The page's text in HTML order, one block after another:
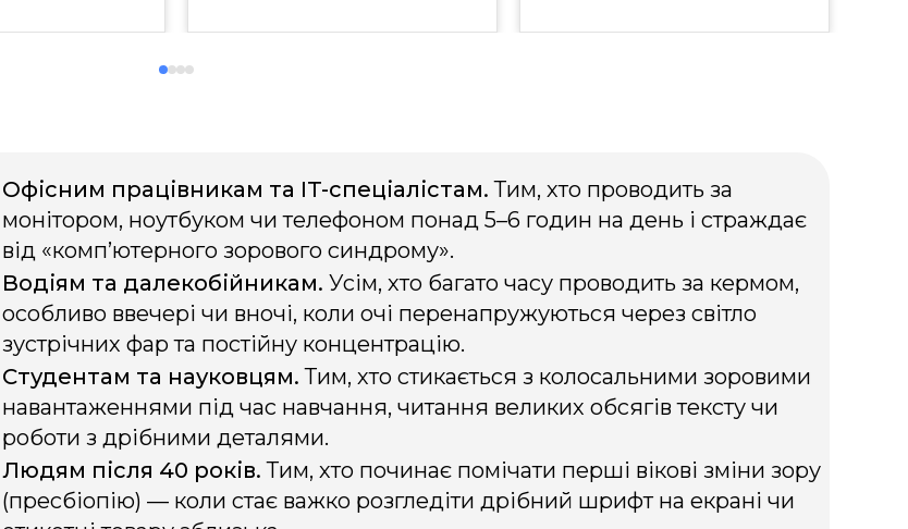
в окулярах чи
комфортним завдяки
запитання. Вже...
пояснив, відповів на всі
Офісним працівникам та IT-спеціалістам. Тим, хто проводить за
монітором, ноутбуком чи телефоном понад 5–6 годин на день і страждає
від «комп’ютерного зорового синдрому».
Водіям та далекобійникам. Усім, хто багато часу проводить за кермом,
особливо ввечері чи вночі, коли очі перенапружуються через світло
зустрічних фар та постійну концентрацію.
Студентам та науковцям. Тим, хто стикається з колосальними зоровими
навантаженнями під час навчання, читання великих обсягів тексту чи
роботи з дрібними деталями.
Людям після 40 років. Тим, хто починає помічати перші вікові зміни зору
(пресбіопію) — коли стає важко розгледіти дрібний шрифт на екрані чи